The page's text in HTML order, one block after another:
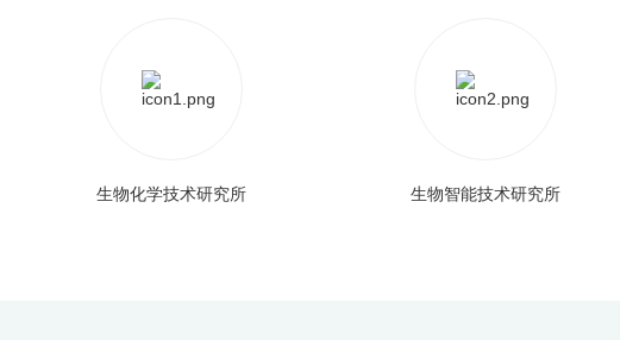
生物化学技术研究所 生物智能技术研究所